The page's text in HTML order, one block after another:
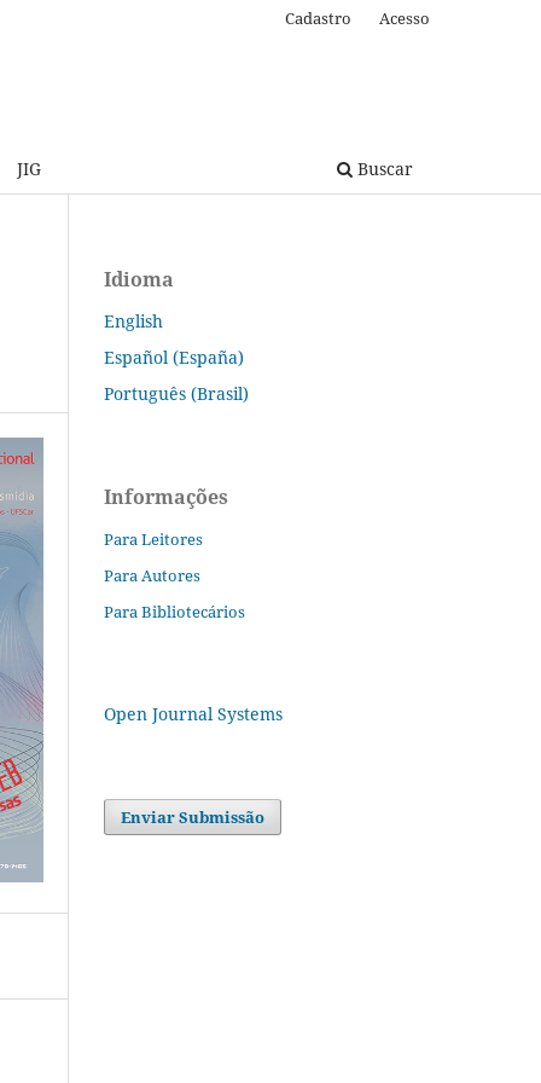
JIG Buscar
Cadastro Acesso
Idioma
English
Español (España)
Português (Brasil)
Informações
Para Leitores
Para Autores
Para Bibliotecários
Open Journal Systems
Enviar Submissão